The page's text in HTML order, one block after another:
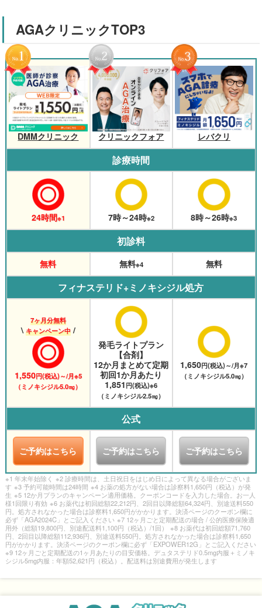
AGAクリニックTOP3
DMMクリニック クリニックフォア レバクリ
診療時間
24時間※1 7時～24時※2 8時～26時※3
初診料
無料 無料※4 無料
フィナステリド+ミノキシジル処方
7ヶ月分無料
\ キャンペーン中/
1,550円(税込)～/月※5
（ミノキシジル5.0㎎）
発毛ライトプラン
【合剤】
12か月まとめて定期
初回1か月あたり
1,851円(税込)※6
（ミノキシジル2.5㎎）
1,650円(税込)～/月※7
（ミノキシジル5.0㎎）
公式
ご予約はこちら ご予約はこちら ご予約はこちら
※1 年末年始除く ※2 診療時間は、土日祝日をはじめ日によって異なる場合がございま
す ※3 予約可能時間は24時間 ※4 お薬の処方がない場合は診察料1,650円（税込）が発
生 ※5 12か月プランのキャンペーン適用価格。クーポンコードを入力した場合。お一人
様1回限り有効 ※6 お薬代は初回総額22,212円、2回目以降総額64,324円、別途送料550
円。処方されなかった場合は診察料1,650円がかかります。決済ページのクーポン欄に
必ず「AGA2024C」とご記入ください ※7 12ヶ月ごと定期配送の場合 / 公的医療保険適
用外（総額19,800円、別途配送料1,100円（税込）/1回）
※8 お薬代は初回総額71,760
円、2回目以降総額112,936円、別途送料550円。処方されなかった場合は診察料1,650
円がかかります。決済ページのクーポン欄に必ず「EXPOWER12G」とご記入ください
※9 12ヶ月ごと定期配送の1ヶ月あたりの目安価格。デュタステリド0.5mg内服＋ミノキ
シジル5mg内服：年額52,621円（税込）。配送料は別途費用が発生します